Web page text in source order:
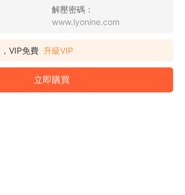
解壓密碼：
www.lyonine.com
VIP免費 升級VIP
立即購買